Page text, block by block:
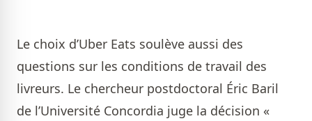
Le choix d’Uber Eats soulève aussi des
questions sur les conditions de travail des
livreurs. Le chercheur postdoctoral Éric Baril
de l’Université Concordia juge la décision «